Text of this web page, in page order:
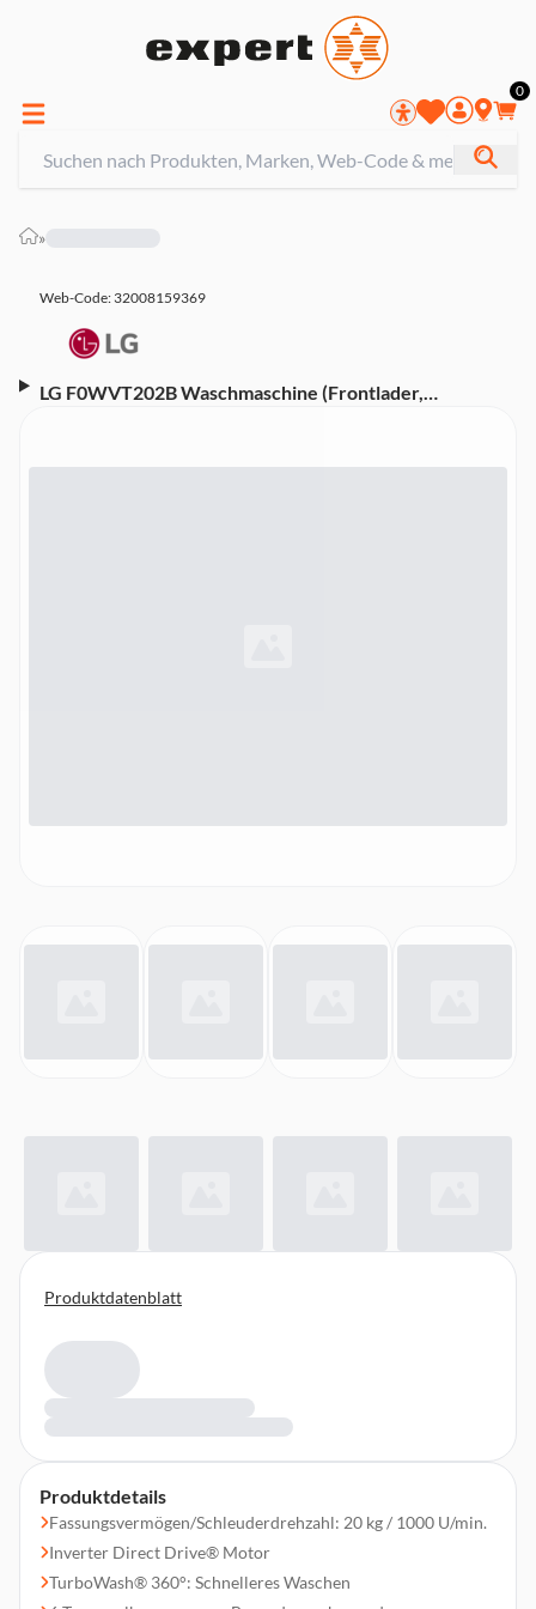
0
»
Web-Code: 32008159369
LG F0WVT202B Waschmaschine (Frontlader,
Produktdetails
Fassungsvermögen/Schleuderdrehzahl: 20 kg / 1000 U/min.
Inverter Direct Drive® Motor
TurboWash® 360°: Schnelleres Waschen
Produktdatenblatt